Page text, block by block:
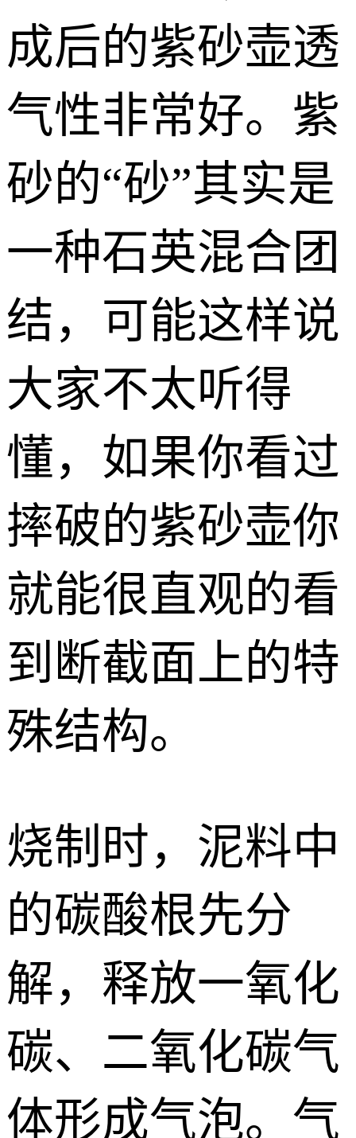
成后的紫砂壶透
气性非常好。紫
砂的“砂”其实是
一种石英混合团
结，可能这样说
大家不太听得
懂，如果你看过
摔破的紫砂壶你
就能很直观的看
到断截面上的特
殊结构。
烧制时，泥料中
的碳酸根先分
解，释放一氧化
碳、二氧化碳气
体形成气泡。气